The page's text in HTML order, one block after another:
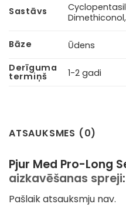
Sastāvs
Bāze
Ūdens
Derīguma
termiņš 1-2 gadi
ATSAUKSMES (0)
Pjur Med Pro-Long
aizkavēšanas spreji
Pašlaik atsauksmju nav.